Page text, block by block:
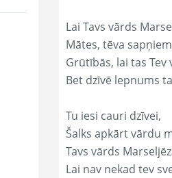
Lai Tavs vārds
Mātes, tēva
Grūtībās, lai tas Tev
Bet dzīvē lepnums
Tu iesi cauri dzīvei,
Šalks apkārt vārdu
Tavs vārds
Lai nav nekad tev